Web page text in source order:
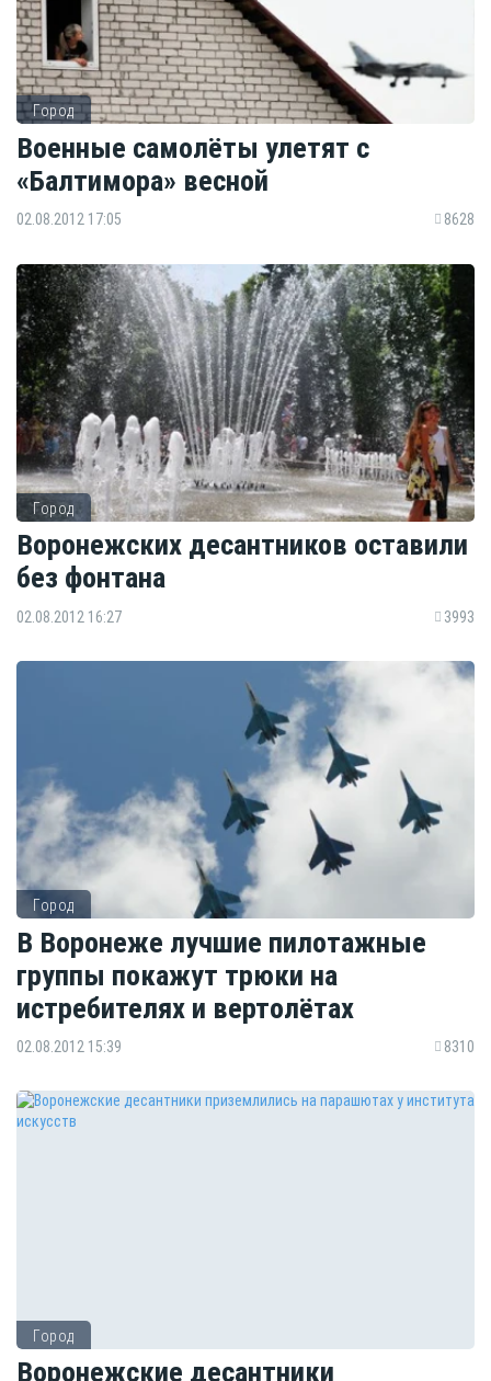
Город
Военные самолёты улетят с
«Балтимора» весной
02.08.2012 17:05 8628
Город
Воронежских десантников оставили
без фонтана
02.08.2012 16:27 3993
Город
В Воронеже лучшие пилотажные
группы покажут трюки на
истребителях и вертолётах
02.08.2012 15:39 8310
Город
Воронежские десантники